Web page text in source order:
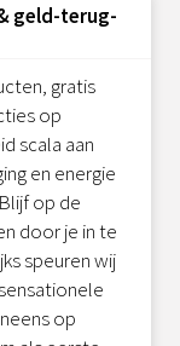
geld-terug-
gratis
op
scala aan
en energie
op de
door je in te
speuren wij
op